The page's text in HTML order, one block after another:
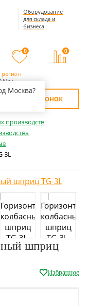
регион
Москва?
Мск
Оборудование
для склада и
бизнеса
0 0
ОБРАТНЫЙ ЗВОНОК
производств
3L
шприц
Избранное